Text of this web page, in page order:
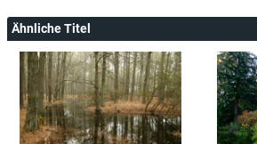
Ähnliche Titel